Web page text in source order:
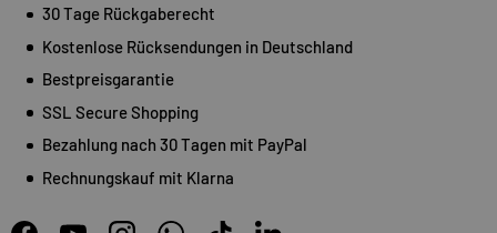
30 Tage Rückgaberecht
Kostenlose Rücksendungen in Deutschland
Bestpreisgarantie
SSL Secure Shopping
Bezahlung nach 30 Tagen mit PayPal
Rechnungskauf mit Klarna